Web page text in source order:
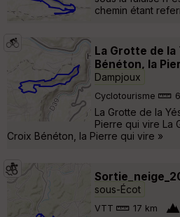
chemin étant
La Grotte de
Bénéton, la
Dampjoux
Cyclotourisme
La Grotte de la
Pierre qui vire La
Croix Bénéton, la Pierre qui vire »
sous-Écot
VTT 17 km